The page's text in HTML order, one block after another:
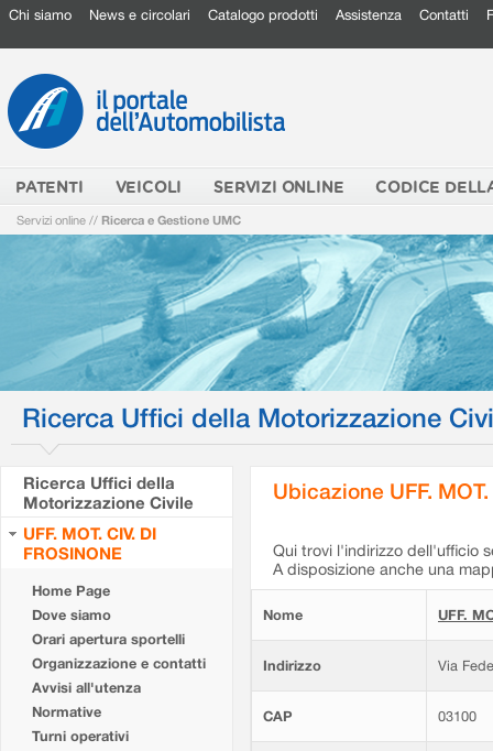
Chi siamo News e circolari Catalogo prodotti Assistenza Contatti
PATENTI VEICOLI SERVIZI ONLINE CODICE
Servizi online // Ricerca e Gestione UMC
Ricerca Uffici della Motorizzazione
Ricerca Uffici della
Motorizzazione Civile
UFF. MOT. CIV. DI
FROSINONE
Home Page
Dove siamo
Orari apertura sportelli
Organizzazione e contatti
Avvisi all'utenza
Normative
Turni operativi
Ubicazione UFF.
Qui trovi l'indirizzo dell'ufficio
A disposizione anche una
Nome UFF.
Indirizzo Via
CAP 03100